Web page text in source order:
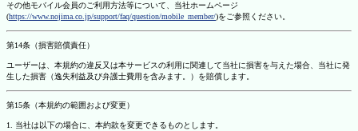
その他モバイル会員のご利用方法等について、当社ホームページ
(https://www.nojima.co.jp/support/faq/question/mobile_member/)をご参照ください。
第14条（損害賠償責任）
ユーザーは、本規約の違反又は本サービスの利用に関連して当社に損害を与えた場合、当社に発
生した損害（逸失利益及び弁護士費用を含みます。）を賠償します。
第15条（本規約の範囲および変更）
1. 当社は以下の場合に、本約款を変更できるものとします。